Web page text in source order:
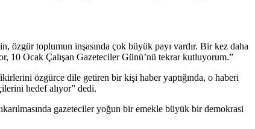
özgür toplumun inşasında çok büyük payı vardır. Bir kez daha
10 Ocak Çalışan Gazeteciler Günü’nü tekrar kutluyorum.”
özgürce dile getiren bir kişi haber yaptığında, o haberi
hedef alıyor” dedi.
gazeteciler yoğun bir emekle büyük bir demokrasi